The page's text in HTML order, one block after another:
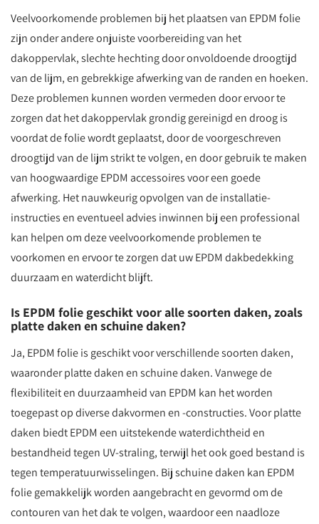
Veelvoorkomende problemen bij het plaatsen van EPDM folie
zijn onder andere onjuiste voorbereiding van het
dakoppervlak, slechte hechting door onvoldoende droogtijd
van de lijm, en gebrekkige afwerking van de randen en hoeken.
Deze problemen kunnen worden vermeden door ervoor te
zorgen dat het dakoppervlak grondig gereinigd en droog is
voordat de folie wordt geplaatst, door de voorgeschreven
droogtijd van de lijm strikt te volgen, en door gebruik te maken
van hoogwaardige EPDM accessoires voor een goede
afwerking. Het nauwkeurig opvolgen van de installatie-
instructies en eventueel advies inwinnen bij een professional
kan helpen om deze veelvoorkomende problemen te
voorkomen en ervoor te zorgen dat uw EPDM dakbedekking
duurzaam en waterdicht blijft.
Is EPDM folie geschikt voor alle soorten daken, zoals
platte daken en schuine daken?
Ja, EPDM folie is geschikt voor verschillende soorten daken,
waaronder platte daken en schuine daken. Vanwege de
flexibiliteit en duurzaamheid van EPDM kan het worden
toegepast op diverse dakvormen en -constructies. Voor platte
daken biedt EPDM een uitstekende waterdichtheid en
bestandheid tegen UV-straling, terwijl het ook goed bestand is
tegen temperatuurwisselingen. Bij schuine daken kan EPDM
folie gemakkelijk worden aangebracht en gevormd om de
contouren van het dak te volgen, waardoor een naadloze